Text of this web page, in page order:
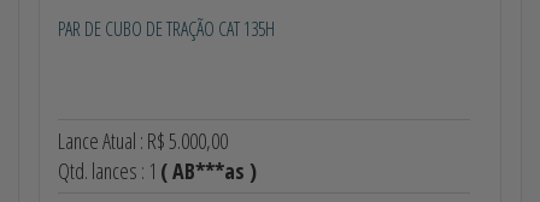
PAR DE CUBO DE TRAÇÃO CAT 135H
Lance Atual : R$ 5.000,00
Qtd. lances : 1 ( AB***as )